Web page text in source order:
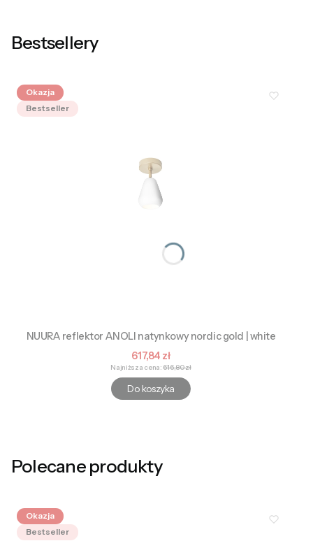
Bestsellery
Okazja
Bestseller
NUURA reflektor ANOLI natynkowy nordic gold | white
Cena promocyjna
617,84 zł
Najniższa cena: 616,80 zł
Do koszyka
Polecane produkty
Okazja
Bestseller